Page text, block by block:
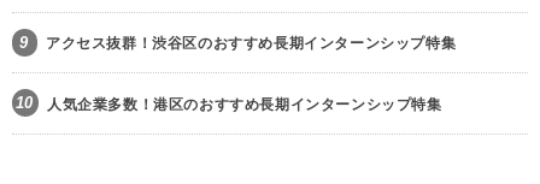
9 アクセス抜群！渋谷区のおすすめ長期インターンシップ特集
10 人気企業多数！港区のおすすめ長期インターンシップ特集